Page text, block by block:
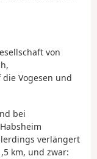
von
Vogesen und
bei
verlängert
km, und zwar: